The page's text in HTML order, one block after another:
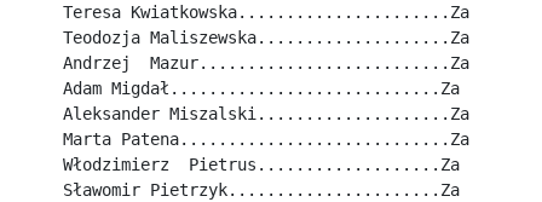
Teresa Kwiatkowska......................Za
Teodozja Maliszewska....................Za
Andrzej  Mazur..........................Za
Adam Migdał............................Za
Aleksander Miszalski....................Za
Marta Patena............................Za
Włodzimierz  Pietrus...................Za
Sławomir Pietrzyk......................Za